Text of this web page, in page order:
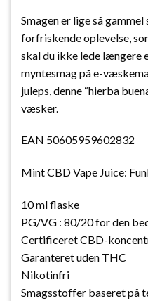
Smagen er lige så
forfriskende oplevelse,
skal du ikke lede længere
myntesmag på e-
juleps, denne “hierba
væsker.
EAN 50605959602832
Mint CBD Vape Juice:
10 ml flaske
PG/VG : 80/20 for den
Certificeret CBD-
Garanteret uden THC
Nikotinfri
Smagsstoffer baseret på